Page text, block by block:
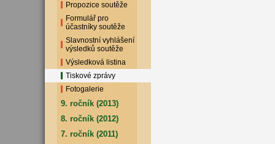
Propozice soutěže
Formulář pro
účastníky soutěže
Slavnostní vyhlášení
výsledků soutěže
Výsledková listina
Tiskové zprávy
Fotogalerie
9. ročník (2013)
8. ročník (2012)
7. ročník (2011)